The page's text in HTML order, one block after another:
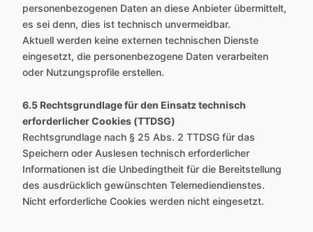
personenbezogenen Daten an diese Anbieter übermittelt,
es sei denn, dies ist technisch unvermeidbar.
Aktuell werden keine externen technischen Dienste
eingesetzt, die personenbezogene Daten verarbeiten
oder Nutzungsprofile erstellen.
6.5 Rechtsgrundlage für den Einsatz technisch
erforderlicher Cookies (TTDSG)
Rechtsgrundlage nach § 25 Abs. 2 TTDSG für das
Speichern oder Auslesen technisch erforderlicher
Informationen ist die Unbedingtheit für die Bereitstellung
des ausdrücklich gewünschten Telemediendienstes.
Nicht erforderliche Cookies werden nicht eingesetzt.